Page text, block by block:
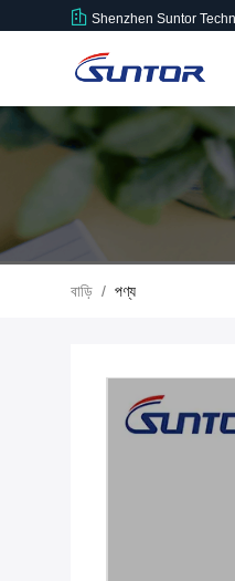
Shenzhen Suntor
বাড়ি / পণ্য